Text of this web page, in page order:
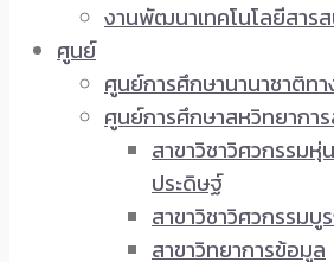
งานพัฒนาเทคโนโลยีสาร
ศูนย์
ศูนย์การศึกษานานาชาติท
ศูนย์การศึกษาสหวิทยาการ
สาขาวิชาวิศวกรรม
ประดิษฐ์
สาขาวิชาวิศวกรรมบู
สาขาวิทยาการข้อมูล